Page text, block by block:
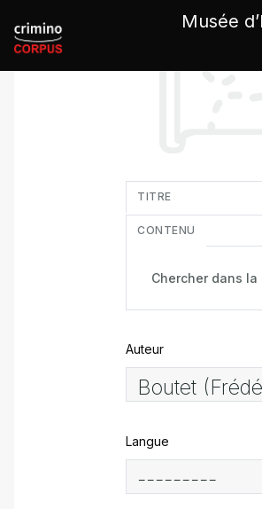
Musée
TITRE
CONTENU
Auteur
Langue
Panneau de gestion des cookies